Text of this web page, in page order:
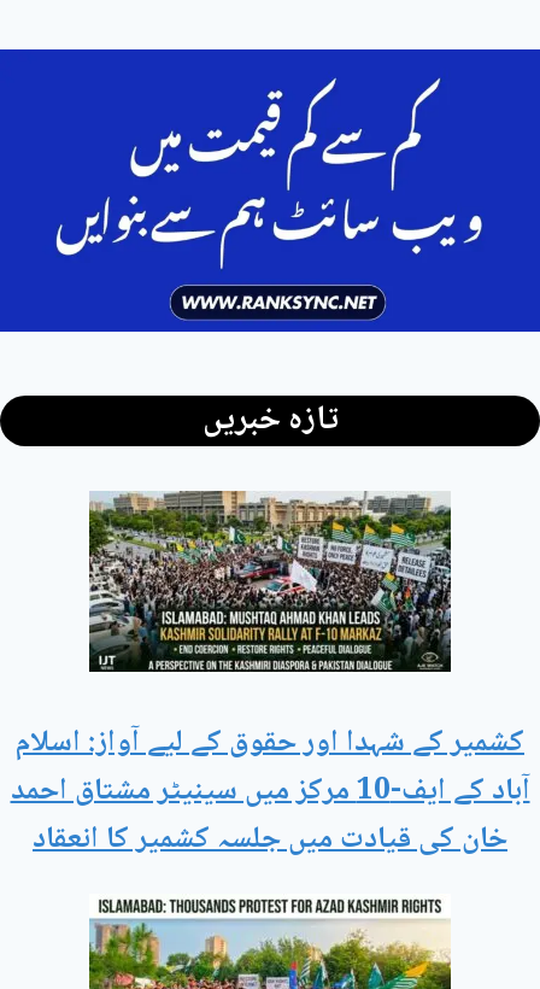
تازہ خبریں
کشمیر کے شہدا اور حقوق کے لیے آواز: اسلام
آباد کے ایف-10 مرکز میں سینیٹر مشتاق احمد
خان کی قیادت میں جلسہ کشمیر کا انعقاد